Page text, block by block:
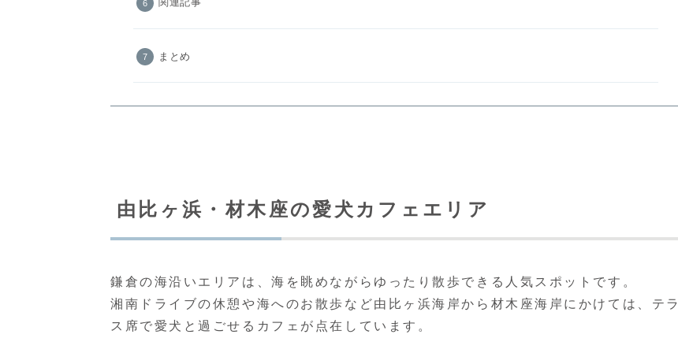
まとめ
由比ヶ浜・材木座の愛犬カフェエリア
鎌倉の海沿いエリアは、海を眺めながらゆったり散歩できる人気スポットです。
湘南ドライブの休憩や海へのお散歩など由比ヶ浜海岸から材木座海岸にかけては、テラ
ス席で愛犬と過ごせるカフェが点在しています。